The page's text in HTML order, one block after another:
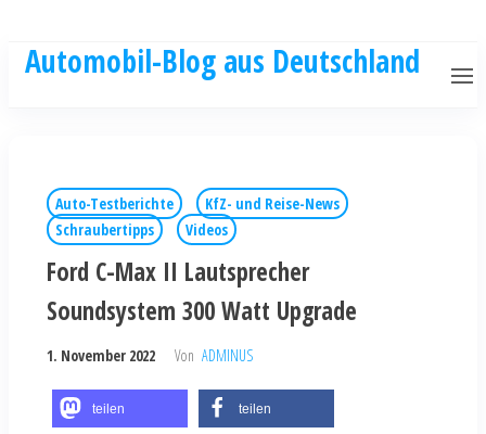
Automobil-Blog aus Deutschland
Auto-Testberichte
KfZ- und Reise-News
Schraubertipps
Videos
Ford C-Max II Lautsprecher
Soundsystem 300 Watt Upgrade
1. November 2022 Von ADMINUS
teilen teilen